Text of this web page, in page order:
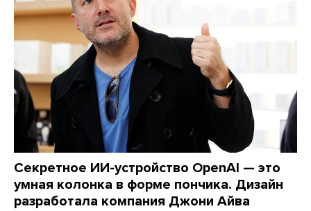
Секретное ИИ-устройство OpenAI — это
умная колонка в форме пончика. Дизайн
разработала компания Джони Айва